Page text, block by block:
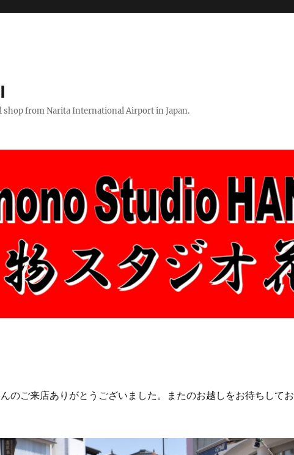
from Narita International Airport in Japan.
のご来店ありがとうございました。またのお越しをお待ちしてお